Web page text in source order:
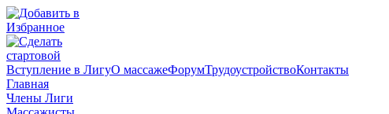
Вступление в ЛигуО массажеФорумТрудоустройствоКонтакты
Главная
Члены Лиги